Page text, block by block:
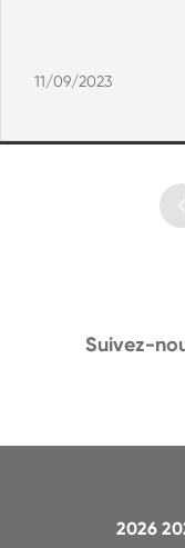
11/09/2023
2026
Suivez-